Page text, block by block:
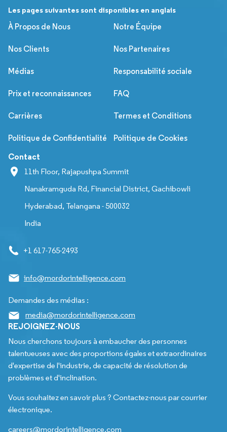
Les pages suivantes sont disponibles en anglais
À Propos de Nous
Notre Équipe
Nos Clients Nos Partenaires
Médias Responsabilité sociale
Prix et reconnaissances FAQ
Carrières Termes et Conditions
Politique de Confidentialité Politique de Cookies
Contact
11th Floor, Rajapushpa Summit
Nanakramguda Rd, Financial District, Gachibowli
Hyderabad, Telangana - 500032
India
+1 617-765-2493
info@mordorintelligence.com
Demandes des médias :
media@mordorintelligence.com
REJOIGNEZ-NOUS
Nous cherchons toujours à embaucher des personnes
talentueuses avec des proportions égales et extraordinaires
d'expertise de l'industrie, de capacité de résolution de
problèmes et d'inclination.
Vous souhaitez en savoir plus ? Contactez-nous par courrier
électronique.
careers@mordorintelligence.com